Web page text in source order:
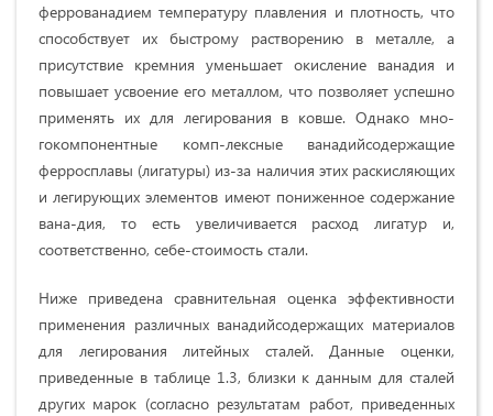
феррованадием температуру плавления и плотность, что
способст­вует их быстрому растворению в металле, а
присутствие кремния уменьшает окисление ванадия и
повышает усвоение его металлом, что позволяет успешно
применять их для легирования в ковше. Однако мно­
гокомпонентные комп-лексные ванадийсодержащие
ферросплавы (лигатуры) из-за наличия этих раскисляющих
и легирующих элементов имеют пониженное содержание
вана-дия, то есть увеличивается расход лигатур и,
соответственно, себе-стоимость стали.
Ниже приведена сравнительная оценка эффективности
применения различных ванадийсодержащих материалов
для легирования литейных ста­лей. Данные оценки,
приведенные в таблице 1.3, близки к данным для сталей
других марок (согласно результатам работ, приведенных